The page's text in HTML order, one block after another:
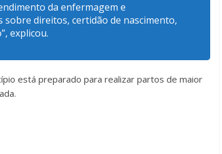
da enfermagem e
direitos, certidão de nascimento,
explicou.
está preparado para realizar partos de maior